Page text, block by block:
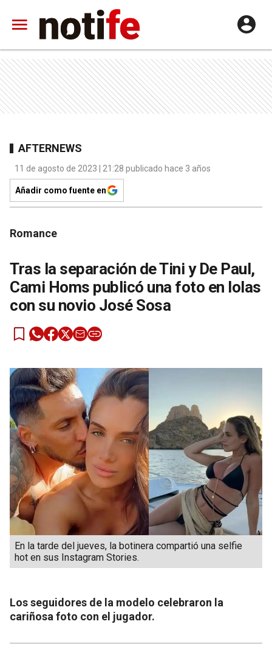
AFTERNEWS
11 de agosto de 2023 | 21:28 publicado hace 3 años
Añadir como fuente en
Romance
Tras la separación de Tini y De Paul,
Cami Homs publicó una foto en lolas
con su novio José Sosa
En la tarde del jueves, la botinera compartió una selfie
hot en sus Instagram Stories.
Los seguidores de la modelo celebraron la
cariñosa foto con el jugador.